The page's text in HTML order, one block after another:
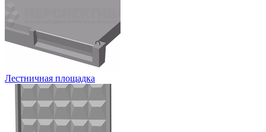
Лестничная площадка